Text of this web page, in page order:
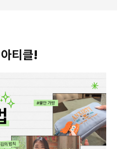
티클!